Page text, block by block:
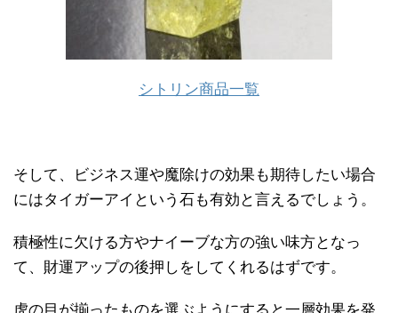
シトリン商品一覧
そして、ビジネス運や魔除けの効果も期待したい場合
にはタイガーアイという石も有効と言えるでしょう。
積極性に欠ける方やナイーブな方の強い味方となっ
て、財運アップの後押しをしてくれるはずです。